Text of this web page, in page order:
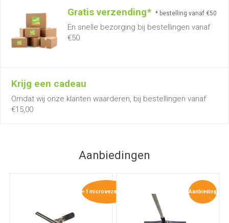
Gratis verzending* * bestelling vanaf €50
En snelle bezorging bij bestellingen vanaf
€50
Krijg een cadeau
Omdat wij onze klanten waarderen, bij bestellingen vanaf
€15,00
Aanbiedingen
+ 1 microvezeldoek Aanbieding